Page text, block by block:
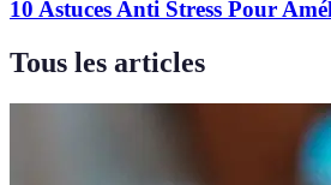
10 Astuces Anti Stress Pour
Tous les articles